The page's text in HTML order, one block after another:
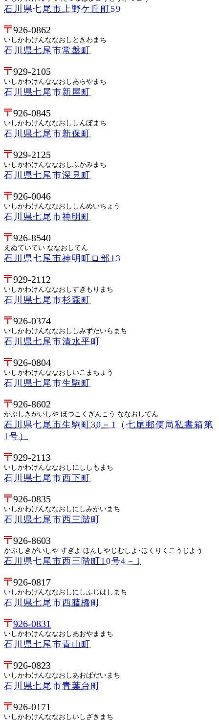
石川県七尾市上野ケ丘町59
926-0862
いしかわけんななおしときわまち
石川県七尾市常盤町
929-2105
いしかわけんななおしあらやまち
石川県七尾市新屋町
926-0845
いしかわけんななおししんぼまち
石川県七尾市新保町
929-2125
いしかわけんななおしふかみまち
石川県七尾市深見町
926-0046
いしかわけんななおししんめいちょう
石川県七尾市神明町
926-8540
えぬていてい ななおしてん
石川県七尾市神明町ロ部13
929-2112
いしかわけんななおしすぎもりまち
石川県七尾市杉森町
926-0374
いしかわけんななおししみずだいらまち
石川県七尾市清水平町
926-0804
いしかわけんななおしいこまちょう
石川県七尾市生駒町
926-8602
かぶしきがいしや ほつこくぎんこう ななおしてん
石川県七尾市生駒町30－1（七尾郵便局私書箱第
1号）
929-2113
いしかわけんななおしにししもまち
石川県七尾市西下町
926-0835
いしかわけんななおしにしみかいまち
石川県七尾市西三階町
926-8603
かぶしきがいしや すぎよ ほんしやじむしよ･ほくりくこうじよう
石川県七尾市西三階町10号4－1
926-0817
いしかわけんななおしにしふじはしまち
石川県七尾市西藤橋町
926-0831
いしかわけんななおしあおやままち
石川県七尾市青山町
926-0823
いしかわけんななおしあおばだいまち
石川県七尾市青葉台町
926-0171
いしかわけんななおしいしざきまち